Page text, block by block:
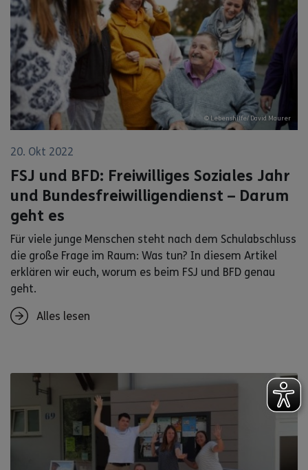
© Lebenshilfe/ David Maurer
20. Okt 2022
FSJ und BFD: Freiwilliges Soziales Jahr
und Bundesfreiwilligendienst – Darum
geht es
Für viele junge Menschen steht nach dem Schulabschluss
die große Frage im Raum: Was tun? In diesem Artikel
erklären wir euch, worum es beim FSJ und BFD genau
geht.
Alles lesen